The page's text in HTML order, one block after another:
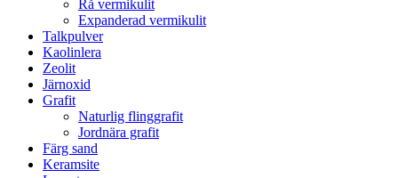
Rå vermikulit
Expanderad vermikulit
Talkpulver
Kaolinlera
Zeolit
Järnoxid
Grafit
Naturlig flinggrafit
Jordnära grafit
Färg sand
Keramsite